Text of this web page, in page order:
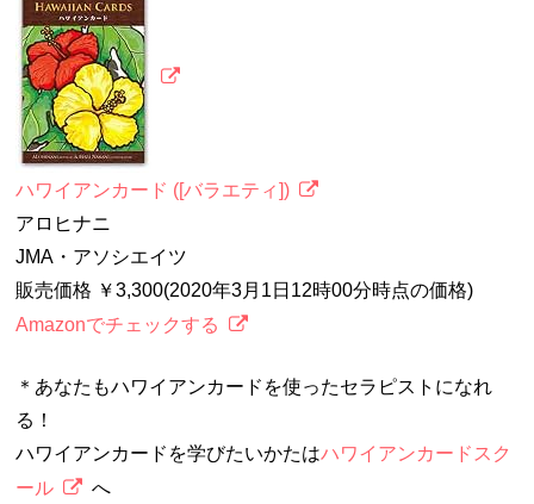
ハワイアンカード ([バラエティ])
アロヒナニ
JMA・アソシエイツ
販売価格 ￥3,300(2020年3月1日12時00分時点の価格)
Amazonでチェックする
＊あなたもハワイアンカードを使ったセラピストになれ
る！
ハワイアンカードを学びたいかたはハワイアンカードスク
ール
へ